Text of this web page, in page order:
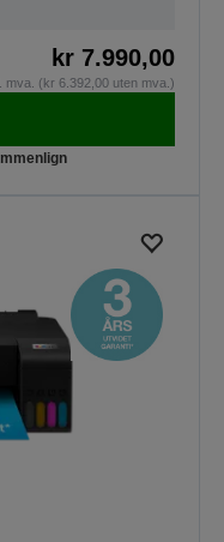
kr 7.990,00
mva. (kr 6.392,00 uten mva.)